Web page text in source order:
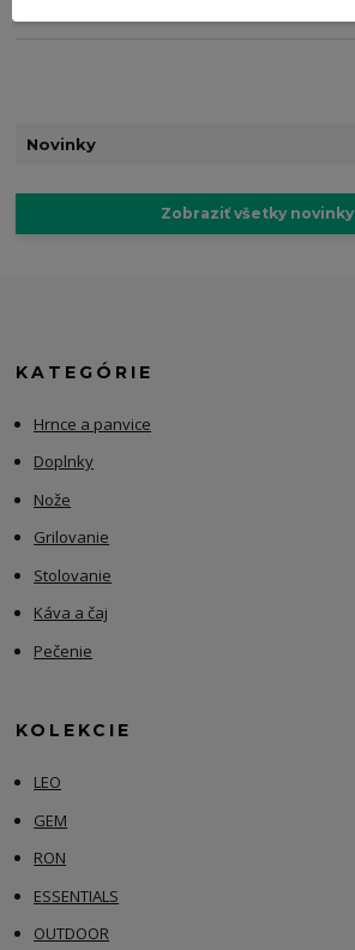
Novinky
Zobraziť všetky novinky
KATEGÓRIE
Hrnce a panvice
Doplnky
Nože
Grilovanie
Stolovanie
Káva a čaj
Pečenie
KOLEKCIE
LEO
GEM
RON
ESSENTIALS
OUTDOOR